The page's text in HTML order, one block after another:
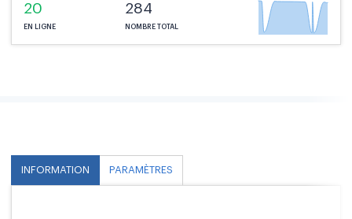
20
EN LIGNE
284
NOMBRE TOTAL
INFORMATION PARAMÈTRES